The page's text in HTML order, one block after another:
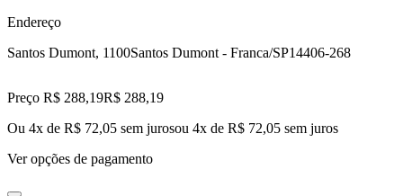
Endereço
Santos Dumont, 1100Santos Dumont - Franca/SP14406-268
Preço R$ 288,19R$ 288,19
Ou 4x de R$ 72,05 sem jurosou 4x de R$ 72,05 sem juros
Ver opções de pagamento